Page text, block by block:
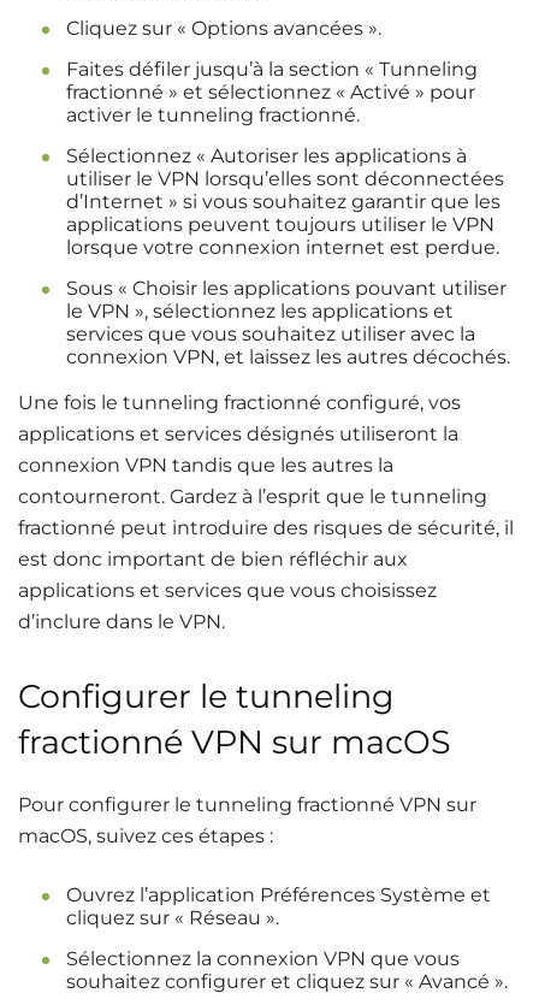
Cliquez sur « Options avancées ».
Faites défiler jusqu’à la section « Tunneling
fractionné » et sélectionnez « Activé » pour
activer le tunneling fractionné.
Sélectionnez « Autoriser les applications à
utiliser le VPN lorsqu’elles sont déconnectées
d’Internet » si vous souhaitez garantir que les
applications peuvent toujours utiliser le VPN
lorsque votre connexion internet est perdue.
Sous « Choisir les applications pouvant utiliser
le VPN », sélectionnez les applications et
services que vous souhaitez utiliser avec la
connexion VPN, et laissez les autres décochés.
Une fois le tunneling fractionné configuré, vos
applications et services désignés utiliseront la
connexion VPN tandis que les autres la
contourneront. Gardez à l’esprit que le tunneling
fractionné peut introduire des risques de sécurité, il
est donc important de bien réfléchir aux
applications et services que vous choisissez
d’inclure dans le VPN.
Configurer le tunneling
fractionné VPN sur macOS
Pour configurer le tunneling fractionné VPN sur
macOS, suivez ces étapes :
Ouvrez l’application Préférences Système et
cliquez sur « Réseau ».
Sélectionnez la connexion VPN que vous
souhaitez configurer et cliquez sur « Avancé ».